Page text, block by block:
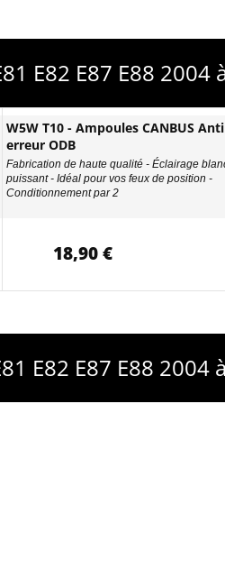
E82 E87 E88 2004
W5W T10 - Ampoules CANBUS Anti
erreur ODB
Fabrication de haute qualité - Éclairage
puissant - Idéal pour vos feux de position -
Conditionnement par 2
18,90 €
E82 E87 E88 2004